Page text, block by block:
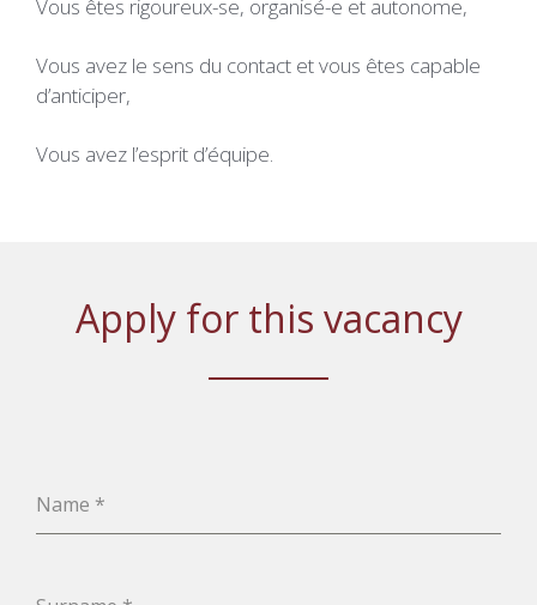
Vous êtes rigoureux-se, organisé-e et autonome,
Vous avez le sens du contact et vous êtes capable
d’anticiper,
Vous avez l’esprit d’équipe.
Apply for this vacancy
Name *